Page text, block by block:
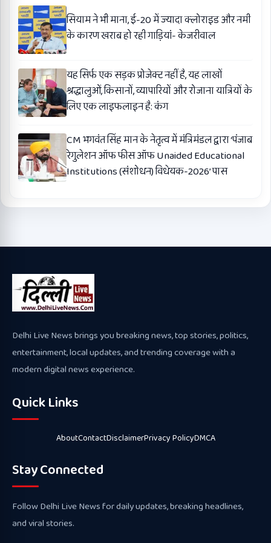
सियाम ने भी माना, ई-20 में ज्यादा क्लोराइड और नमी
के कारण खराब हो रही गाड़ियां- केजरीवाल
यह सिर्फ एक सड़क प्रोजेक्ट नहीं है, यह लाखों
श्रद्धालुओं, किसानों, व्यापारियों और रोजाना यात्रियों के
लिए एक लाइफलाइन है: कंग
CM भगवंत सिंह मान के नेतृत्व में मंत्रिमंडल द्वारा ‘पंजाब
रेगुलेशन ऑफ फीस ऑफ Unaided Educational
Institutions (संशोधन) विधेयक-2026’ पास
Delhi Live News brings you breaking news, top stories, politics,
entertainment, local updates, and trending coverage with a
modern digital news experience.
Quick Links
AboutContactDisclaimerPrivacy PolicyDMCA
Stay Connected
Follow Delhi Live News for daily updates, breaking headlines,
and viral stories.